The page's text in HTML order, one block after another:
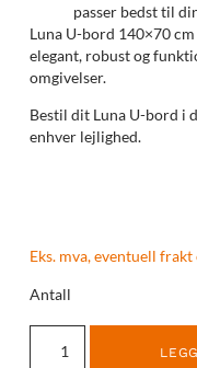
passer bedst til
Luna U-bord 140×70
elegant, robust og
omgivelser.
Bestil dit Luna U-bord i
enhver lejlighed.
Eks. mva, eventuell
Antall